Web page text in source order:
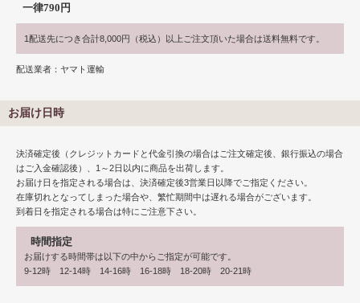
一律790円
1配送先につき合計8,000円（税込）以上ご注文頂いた場合は送料無料です。
配送業者：ヤマト運輸
お届け日時
決済確定後（クレジットカードと代金引換の場合はご注文確定後、銀行振込の場合
はご入金確認後）、1～2日以内に商品を出荷します。
お届け日を指定される場合は、決済確定後3営業日以降でご指定ください。
在庫切れとなってしまった場合や、繁忙期間中は遅れる場合がございます。
到着日を指定される場合は特にご注意下さい。
時間指定
お届けする時間帯は以下の中からご指定が可能です。
9-12時 12-14時 14-16時 16-18時 18-20時 20-21時